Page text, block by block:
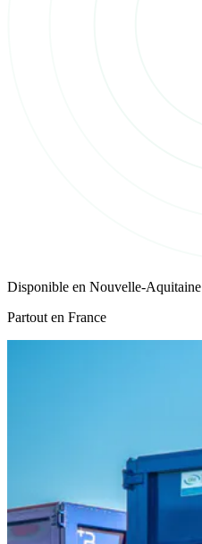
Disponible en Nouvelle-Aquitaine
Partout en France